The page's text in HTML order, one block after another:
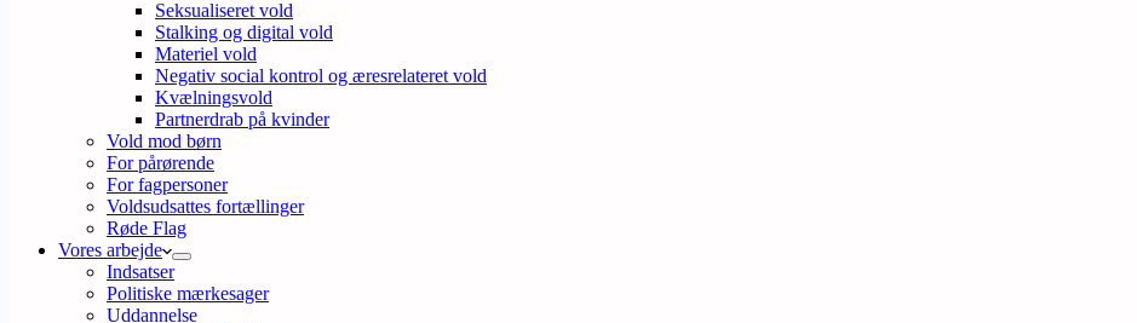
Seksualiseret vold
Stalking og digital vold
Materiel vold
Negativ social kontrol og æresrelateret vold
Kvælningsvold
Partnerdrab på kvinder
Vold mod børn
For pårørende
For fagpersoner
Voldsudsattes fortællinger
Røde Flag
Vores arbejde
Indsatser
Politiske mærkesager
Uddannelse